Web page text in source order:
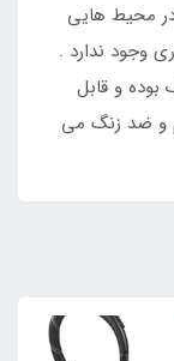
محیط هایی
وجود ندارد .
و قابل
و ضد زنگ می